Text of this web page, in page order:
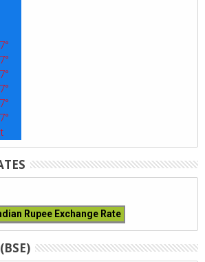
Rupee Exchange Rate